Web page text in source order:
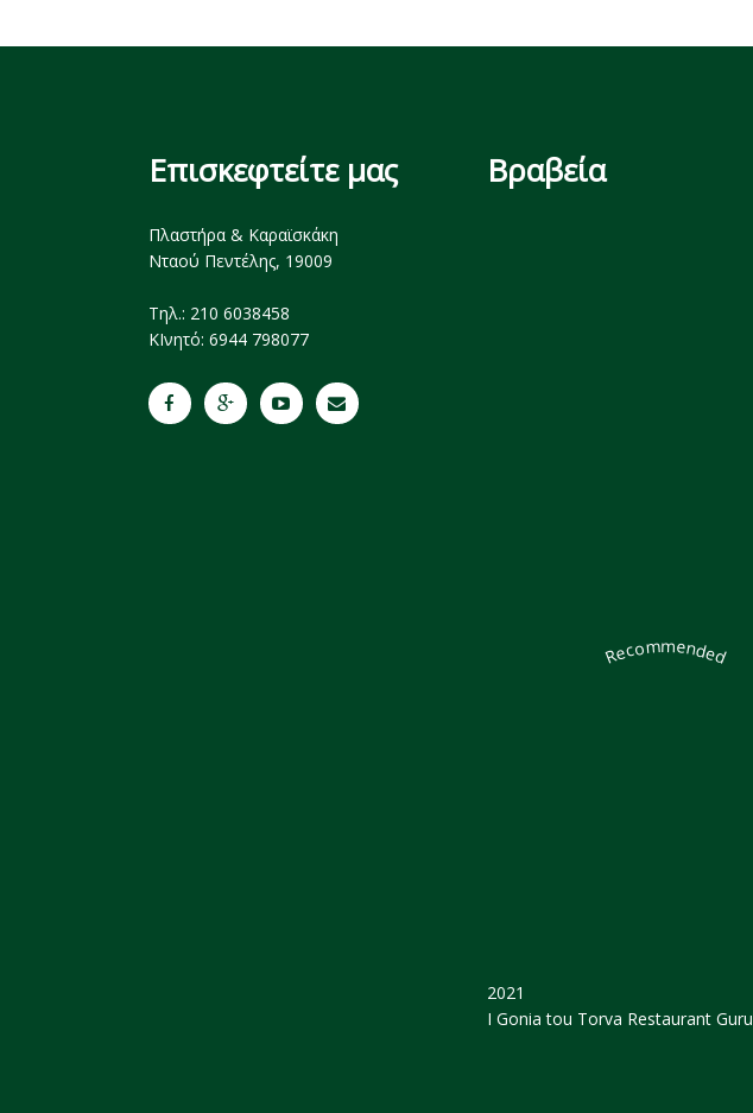
Επισκεφτείτε μας
Πλαστήρα & Καραϊσκάκη
Νταού Πεντέλης, 19009
Tηλ.: 210 6038458
ΚΙνητό: 6944 798077
Βραβεία
Recommended
2021
I Gonia tou Torva Restaurant Guru